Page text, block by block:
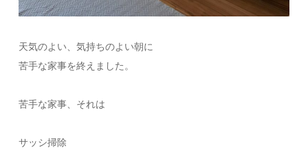
天気のよい、気持ちのよい朝に
苦手な家事を終えました。
苦手な家事、それは
サッシ掃除